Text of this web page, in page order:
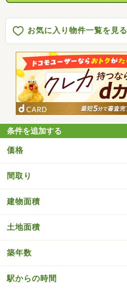
お気に入り物件一覧を見る
条件を追加する
価格
間取り
建物面積
土地面積
築年数
駅からの時間